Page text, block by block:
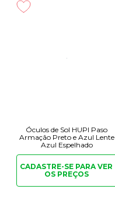
Óculos de Sol HUPI Paso
Armação Preto e Azul Lente
Azul Espelhado
CADASTRE-SE PARA VER
OS PREÇOS